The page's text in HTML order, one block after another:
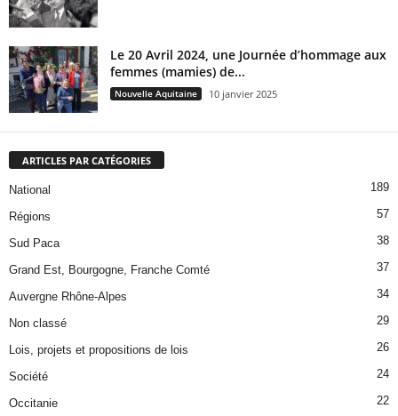
Le 20 Avril 2024, une Journée d’hommage aux
femmes (mamies) de...
Nouvelle Aquitaine 10 janvier 2025
ARTICLES PAR CATÉGORIES
National 189
Régions 57
Sud Paca 38
Grand Est, Bourgogne, Franche Comté 37
Auvergne Rhône-Alpes 34
Non classé 29
Lois, projets et propositions de lois 26
Société 24
Occitanie 22